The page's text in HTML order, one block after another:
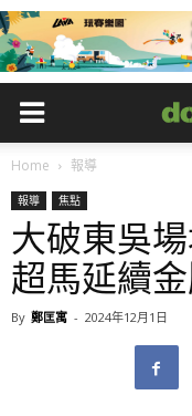
Home 報導
報導 焦點
大破東吳
超馬延續
By 鄭匡寓 - 2024年12月1日